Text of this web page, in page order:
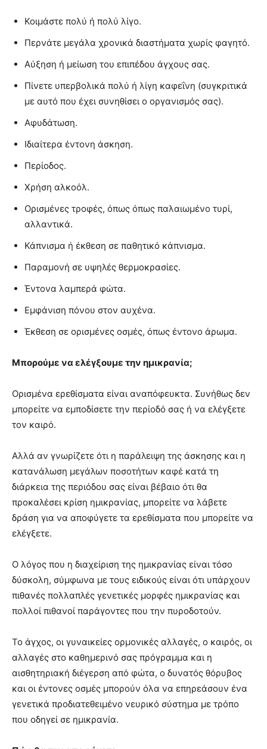
Κοιμάστε πολύ ή πολύ λίγο.
Περνάτε μεγάλα χρονικά διαστήματα χωρίς φαγητό.
Αύξηση ή μείωση του επιπέδου άγχους σας.
Πίνετε υπερβολικά πολύ ή λίγη καφεΐνη (συγκριτικά
με αυτό που έχει συνηθίσει ο οργανισμός σας).
Αφυδάτωση.
Ιδιαίτερα έντονη άσκηση.
Περίοδος.
Χρήση αλκοόλ.
Ορισμένες τροφές, όπως όπως παλαιωμένο τυρί,
αλλαντικά.
Κάπνισμα ή έκθεση σε παθητικό κάπνισμα.
Παραμονή σε υψηλές θερμοκρασίες.
Έντονα λαμπερά φώτα.
Εμφάνιση πόνου στον αυχένα.
Έκθεση σε ορισμένες οσμές, όπως έντονο άρωμα.
Μπορούμε να ελέγξουμε την ημικρανία;
Ορισμένα ερεθίσματα είναι αναπόφευκτα. Συνήθως δεν
μπορείτε να εμποδίσετε την περίοδό σας ή να ελέγξετε
τον καιρό.
Αλλά αν γνωρίζετε ότι η παράλειψη της άσκησης και η
κατανάλωση μεγάλων ποσοτήτων καφέ κατά τη
διάρκεια της περιόδου σας είναι βέβαιο ότι θα
προκαλέσει κρίση ημικρανίας, μπορείτε να λάβετε
δράση για να αποφύγετε τα ερεθίσματα που μπορείτε να
ελέγξετε.
Ο λόγος που η διαχείριση της ημικρανίας είναι τόσο
δύσκολη, σύμφωνα με τους ειδικούς είναι ότι υπάρχουν
πιθανές πολλαπλές γενετικές μορφές ημικρανίας και
πολλοί πιθανοί παράγοντες που την πυροδοτούν.
Το άγχος, οι γυναικείες ορμονικές αλλαγές, ο καιρός, οι
αλλαγές στο καθημερινό σας πρόγραμμα και η
αισθητηριακή διέγερση από φώτα, ο δυνατός θόρυβος
και οι έντονες οσμές μπορούν όλα να επηρεάσουν ένα
γενετικά προδιατεθειμένο νευρικό σύστημα με τρόπο
που οδηγεί σε ημικρανία.